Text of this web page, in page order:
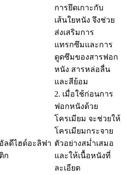
อัลดีไฮด์อะลิฟา
ติก
การยึดเกาะกับ
เส้นใยหนัง จึงช่วย
ส่งเสริมการ
แทรกซึมและการ
ดูดซึมของสารฟอก
หนัง สารหล่อลื่น
และสีย้อม
2. เมื่อใช้ก่อนการ
ฟอกหนังด้วย
โครเมียม จะช่วยให้
โครเมียมกระจาย
ตัวอย่างสม่ำเสมอ
และให้เนื้อหนังที่
ละเอียด